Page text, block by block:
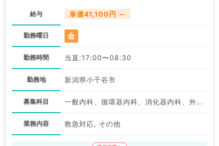
給与 単価41,100円 ～
勤務曜日 金
勤務時間 当直:17:00〜08:30
勤務地 新潟県小千谷市
募集科目 一般内科、循環器内科、消化器内科、外科系全般、一般外科、消化器外科
業務内容 救急対応, その他